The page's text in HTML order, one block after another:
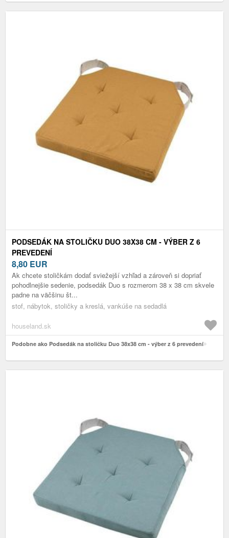
PODSEDÁK NA STOLIČKU DUO 38X38 CM - VÝBER Z 6
PREVEDENÍ
8,80 EUR
Ak chcete stoličkám dodať sviežejší vzhľad a zároveň si dopriať
pohodlnejšie sedenie, podsedák Duo s rozmerom 38 x 38 cm skvele
padne na väčšinu št...
stof, nábytok, stoličky a kreslá, vankúše na sedadlá
houseland.sk
Podobne ako Podsedák na stoličku Duo 38x38 cm - výber z 6 prevedení